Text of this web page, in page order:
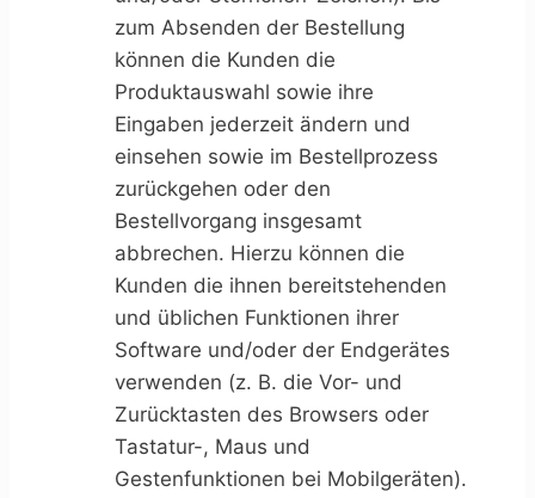
zum Absenden der Bestellung
können die Kunden die
Produktauswahl sowie ihre
Eingaben jederzeit ändern und
einsehen sowie im Bestellprozess
zurückgehen oder den
Bestellvorgang insgesamt
abbrechen. Hierzu können die
Kunden die ihnen bereitstehenden
und üblichen Funktionen ihrer
Software und/oder der Endgerätes
verwenden (z. B. die Vor- und
Zurücktasten des Browsers oder
Tastatur-, Maus und
Gestenfunktionen bei Mobilgeräten).